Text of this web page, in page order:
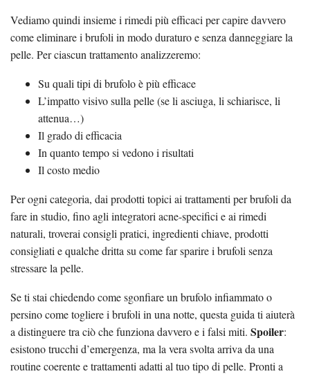
Vediamo quindi insieme i rimedi più efficaci per capire davvero
come eliminare i brufoli in modo duraturo e senza danneggiare la
pelle. Per ciascun trattamento analizzeremo:
Su quali tipi di brufolo è più efficace
L’impatto visivo sulla pelle (se li asciuga, li schiarisce, li
attenua…)
Il grado di efficacia
In quanto tempo si vedono i risultati
Il costo medio
Per ogni categoria, dai prodotti topici ai trattamenti per brufoli da
fare in studio, fino agli integratori acne-specifici e ai rimedi
naturali, troverai consigli pratici, ingredienti chiave, prodotti
consigliati e qualche dritta su come far sparire i brufoli senza
stressare la pelle.
Se ti stai chiedendo come sgonfiare un brufolo infiammato o
persino come togliere i brufoli in una notte, questa guida ti aiuterà
a distinguere tra ciò che funziona davvero e i falsi miti. Spoiler:
esistono trucchi d’emergenza, ma la vera svolta arriva da una
routine coerente e trattamenti adatti al tuo tipo di pelle. Pronti a